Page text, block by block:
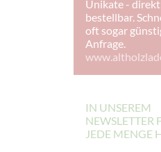
Unikate -
bestellbar.
oft sogar
Anfrage.
IN UNSEREM
NEWSLETTER
JEDE MENGE